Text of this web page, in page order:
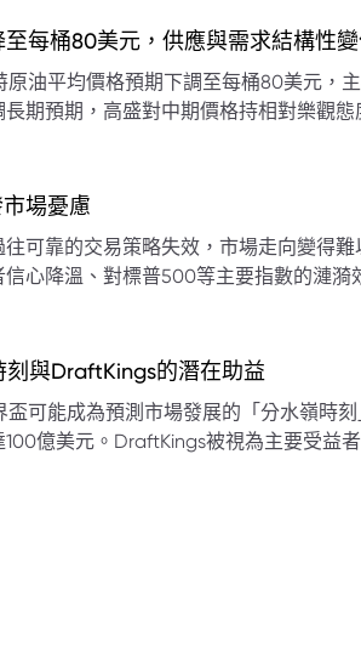
每桶80美元，供應與需求結構性
油平均價格預期下調至每桶80美元，
期預期，高盛對中期價格持相對樂觀態
美國、巴西、圭亞那、委內瑞拉及阿聯
（每日500萬至600萬桶）因需求疲軟
110美元以上，極端情況下2027年甚至
年底油價可能回落至每桶70美元左右
場憂慮
可靠的交易策略失效，市場走向變得
心降溫、對標普500等主要指數的漣漪
場震盪加劇將成為新常態。重點摘要包
濟數據表現出韌性與聯準會緊
** 預計將持續出現板塊輪動與風格
，被視為短
與DraftKings的潛在助益
可能成為預測市場發展的「分水嶺時刻
億美元。DraftKings被視為主要受益
的拓展，為即將到來的NFL賽季做準備。